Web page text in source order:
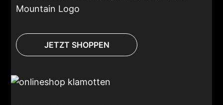
Mountain Logo
JETZT SHOPPEN